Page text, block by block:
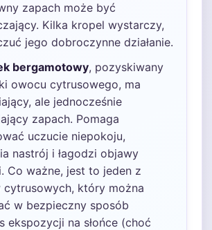
zapach może być
Kilka kropel wystarczy,
jego dobroczynne działanie.
bergamotowy, pozyskiwany
owocu cytrusowego, ma
ale jednocześnie
zapach. Pomaga
uczucie niepokoju,
nastrój i łagodzi objawy
Co ważne, jest to jeden z
cytrusowych, który można
w bezpieczny sposób
ekspozycji na słońce (choć